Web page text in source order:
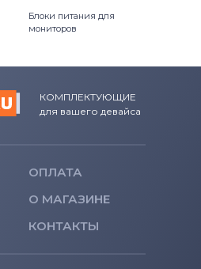
Блоки питания для
мониторов
КОМПЛЕКТУЮЩИЕ
для вашего девайса
ОПЛАТА
О МАГАЗИНЕ
КОНТАКТЫ